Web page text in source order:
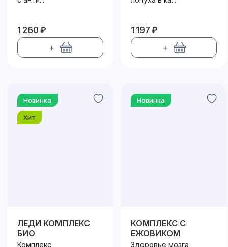
1 260 ₽
+
1 197 ₽
+
Новинка
Хит
ЛЕДИ КОМПЛЕКС
БИО
Комплекс
Новинка
КОМПЛЕКС С
ЕЖОВИКОМ
Здоровье мозга